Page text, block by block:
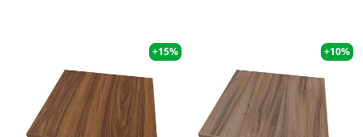
+15% +10%